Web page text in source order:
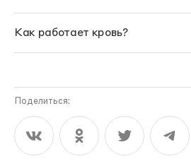
Как работает кровь?
Поделиться: